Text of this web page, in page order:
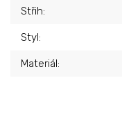
Střih:
Styl:
Materiál: